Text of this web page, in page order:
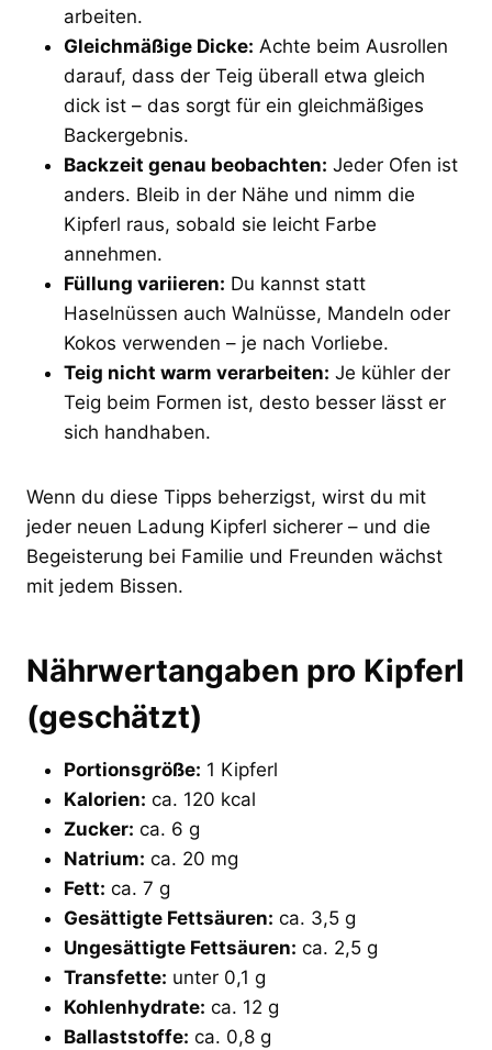
arbeiten.
Gleichmäßige Dicke: Achte beim Ausrollen
darauf, dass der Teig überall etwa gleich
dick ist – das sorgt für ein gleichmäßiges
Backergebnis.
Backzeit genau beobachten: Jeder Ofen ist
anders. Bleib in der Nähe und nimm die
Kipferl raus, sobald sie leicht Farbe
annehmen.
Füllung variieren: Du kannst statt
Haselnüssen auch Walnüsse, Mandeln oder
Kokos verwenden – je nach Vorliebe.
Teig nicht warm verarbeiten: Je kühler der
Teig beim Formen ist, desto besser lässt er
sich handhaben.
Wenn du diese Tipps beherzigst, wirst du mit
jeder neuen Ladung Kipferl sicherer – und die
Begeisterung bei Familie und Freunden wächst
mit jedem Bissen.
Nährwertangaben pro Kipferl
(geschätzt)
Portionsgröße: 1 Kipferl
Kalorien: ca. 120 kcal
Zucker: ca. 6 g
Natrium: ca. 20 mg
Fett: ca. 7 g
Gesättigte Fettsäuren: ca. 3,5 g
Ungesättigte Fettsäuren: ca. 2,5 g
Transfette: unter 0,1 g
Kohlenhydrate: ca. 12 g
Ballaststoffe: ca. 0,8 g